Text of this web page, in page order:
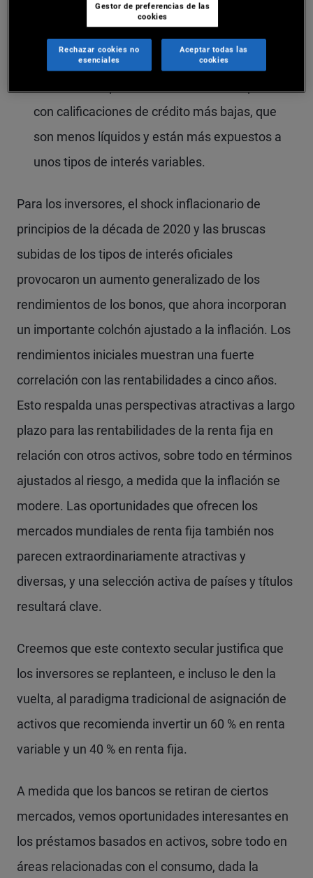
activos no parecen ofrecer mucho colchón a
los inversores. Esto incluye la renta variable, en
la que las valoraciones parecen forzadas, y los
con calificaciones de crédito más bajas, que
son menos líquidos y están más expuestos a
unos tipos de interés variables.
Para los inversores, el shock inflacionario de
principios de la década de 2020 y las bruscas
subidas de los tipos de interés oficiales
provocaron un aumento generalizado de los
rendimientos de los bonos, que ahora incorporan
un importante colchón ajustado a la inflación. Los
rendimientos iniciales muestran una fuerte
correlación con las rentabilidades a cinco años.
Esto respalda unas perspectivas atractivas a largo
plazo para las rentabilidades de la renta fija en
relación con otros activos, sobre todo en términos
ajustados al riesgo, a medida que la inflación se
modere. Las oportunidades que ofrecen los
mercados mundiales de renta fija también nos
parecen extraordinariamente atractivas y
diversas, y una selección activa de países y títulos
resultará clave.
Creemos que este contexto secular justifica que
los inversores se replanteen, e incluso le den la
vuelta, al paradigma tradicional de asignación de
activos que recomienda invertir un 60 % en renta
variable y un 40 % en renta fija.
A medida que los bancos se retiran de ciertos
mercados, vemos oportunidades interesantes en
los préstamos basados en activos, sobre todo en
áreas relacionadas con el consumo, dada la
Gestor de preferencias de las
cookies
Rechazar cookies no
esenciales
Aceptar todas las
cookies